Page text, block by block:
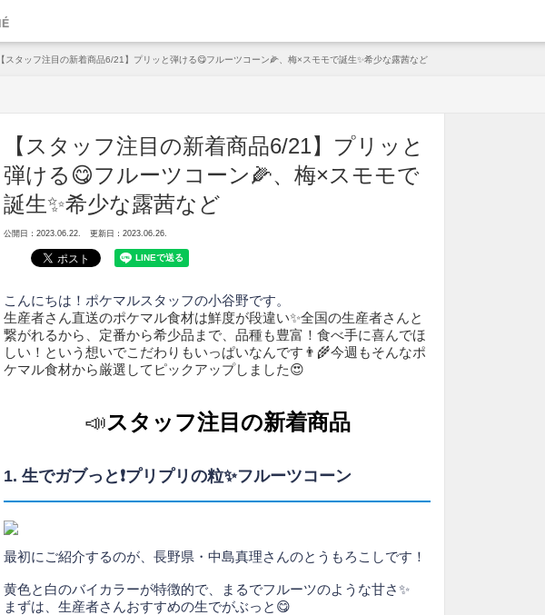
【スタッフ注目の新着商品6/21】プリッと弾ける😋フルーツコーン🌽、梅×スモモで誕生✨希少な露茜など
【スタッフ注目の新着商品6/21】プリッと
弾ける😋フルーツコーン🌽、梅×スモモで
誕生✨希少な露茜など
公開日：2023.06.22. 更新日：2023.06.26.
こんにちは！ポケマルスタッフの小谷野です。
生産者さん直送のポケマル食材は鮮度が段違い✨全国の生産者さんと
繋がれるから、定番から希少品まで、品種も豊富！食べ手に喜んでほ
しい！という想いでこだわりもいっぱいなんです👨‍🌾今週もそんなポ
ケマル食材から厳選してピックアップしました😍
📣スタッフ注目の新着商品
1. 生でガブっと❗プリプリの粒✨フルーツコーン
最初にご紹介するのが、長野県・中島真理さんのとうもろこしです！
黄色と白のバイカラーが特徴的で、まるでフルーツのような甘さ✨
まずは、生産者さんおすすめの生でがぶっと😋